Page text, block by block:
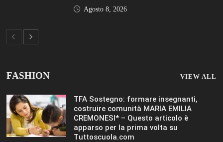
Agosto 8, 2026
FASHION VIEW ALL
TFA Sostegno: formare insegnanti,
costruire comunità MARIA EMILIA
CREMONESI* – Questo articolo è
apparso per la prima volta su
Tuttoscuola.com